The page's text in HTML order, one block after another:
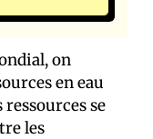
on
en eau
se
les